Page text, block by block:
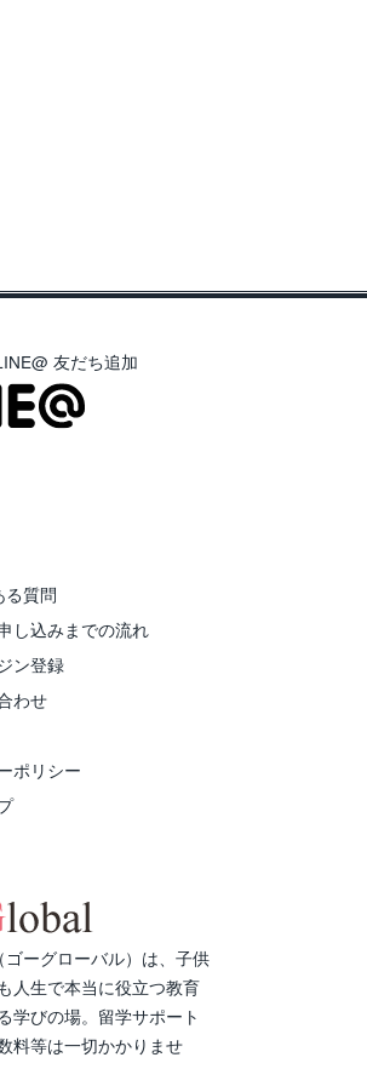
友だち追加
る質問
し込みまでの流れ
ン登録
わせ
ポリシー
ーグローバル）は、子供
人生で本当に役立つ教育
学びの場。留学サポート
料等は一切かかりませ